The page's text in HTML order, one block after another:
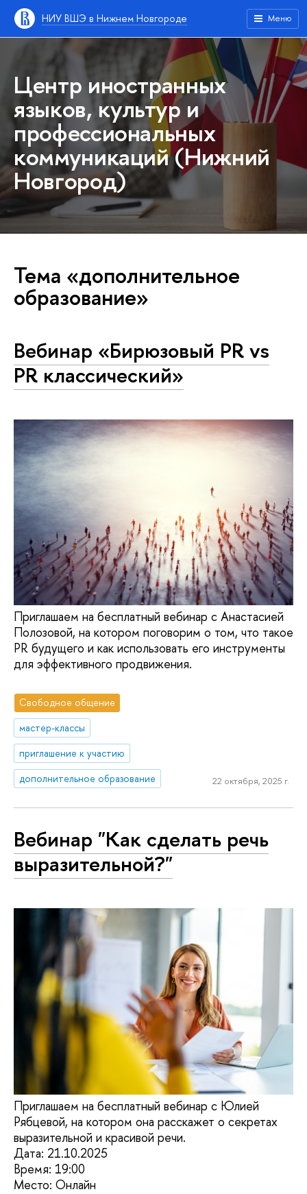
НИУ ВШЭ в Нижнем Новгороде Меню
Центр иностранных
языков, культур и
профессиональных
коммуникаций (Нижний
Новгород)
Тема «дополнительное
образование»
Вебинар «Бирюзовый PR vs
PR классический»
Приглашаем на бесплатный вебинар с Анастасией
Полозовой, на котором поговорим о том, что такое
PR будущего и как использовать его инструменты
для эффективного продвижения.
Свободное общение
мастер-классы
приглашение к участию
дополнительное образование
22 октября, 2025 г.
Вебинар "Как сделать речь
выразительной?"
Приглашаем на бесплатный вебинар с Юлией
Рябцевой, на котором она расскажет о секретах
выразительной и красивой речи.
Дата: 21.10.2025
Время: 19:00
Место: Онлайн